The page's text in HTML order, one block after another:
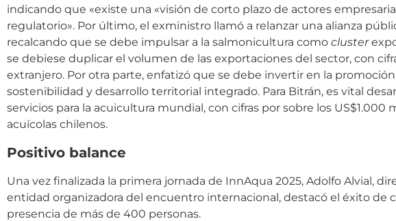
indicando que «existe una «visión de corto plazo de actores
regulatorio». Por último, el exministro llamó a relanzar una alianza
recalcando que se debe impulsar a la salmonicultura como cluster
se debiese duplicar el volumen de las exportaciones del sector, con
extranjero. Por otra parte, enfatizó que se debe invertir en la
sostenibilidad y desarrollo territorial integrado. Para Bitrán, es vital
servicios para la acuicultura mundial, con cifras por sobre los
acuícolas chilenos.
Positivo balance
Una vez finalizada la primera jornada de InnAqua 2025, Adolfo Alvial,
entidad organizadora del encuentro internacional, destacó el éxito de
presencia de más de 400 personas.